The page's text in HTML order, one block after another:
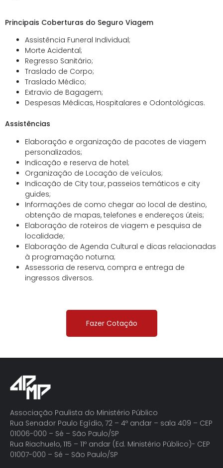
Principais Coberturas do Seguro Viagem
Assistência Funeral Individual;
Morte Acidental;
Regresso Sanitário;
Traslado de Corpo;
Traslado Médico;
Extravio de Bagagem;
Despesas Médicas, Hospitalares e Odontológicas.
Assistências
Elaboração e organização de pacotes de viagem
personalizados;
Indicação e reserva de hotel;
Organização de Locação de veículos;
Indicação de City tour, passeios temáticos e city
guides;
Informações de como chegar ao local de destino,
obtenção de mapas, telefones e endereços úteis;
Elaboração de roteiros de viagem e pesquisa de
localidade;
Elaboração de Agenda Cultural e dicas relacionadas
à programação noturna;
Assessoria de reserva, compra e entrega de
ingressos diversos.
Fazer Cotação
Associação Paulista do Ministério Público
Rua Senador Paulo Egídio, 72 – 4º andar – sala 409 – CEP
01006-000 – Sé – São Paulo/SP
Rua Riachuelo, 115 – 11º andar (Ed. Ministério Público)- CEP
01007-000 – Sé – São Paulo/SP